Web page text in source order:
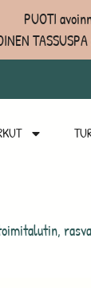
PUOTI